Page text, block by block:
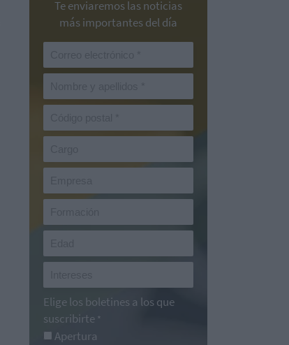
Te enviaremos las noticias
más importantes del día
Elige los boletines a los que
suscribirte *
Apertura